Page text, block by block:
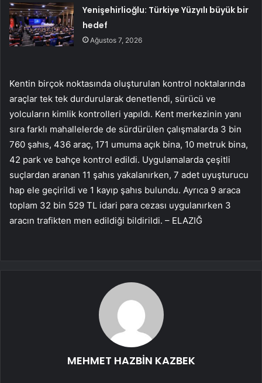
Yenişehirlioğlu: Türkiye Yüzyılı büyük bir
hedef
Ağustos 7, 2026
Kentin birçok noktasında oluşturulan kontrol noktalarında
araçlar tek tek durdurularak denetlendi, sürücü ve
yolcuların kimlik kontrolleri yapıldı. Kent merkezinin yanı
sıra farklı mahallelerde de sürdürülen çalışmalarda 3 bin
760 şahıs, 436 araç, 171 umuma açık bina, 10 metruk bina,
42 park ve bahçe kontrol edildi. Uygulamalarda çeşitli
suçlardan aranan 11 şahıs yakalanırken, 7 adet uyuşturucu
hap ele geçirildi ve 1 kayıp şahıs bulundu. Ayrıca 9 araca
toplam 32 bin 529 TL idari para cezası uygulanırken 3
aracın trafikten men edildiği bildirildi. – ELAZIĞ
MEHMET HAZBİN KAZBEK